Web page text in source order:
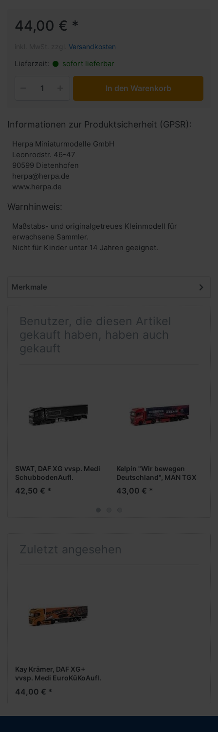
44,00 € *
Versandkosten
Lieferzeit: sofort lieferbar
In den Warenkorb
Informationen zur Produktsicherheit (GPSR):
Herpa Miniaturmodelle GmbH
Leonrodstr. 46-47
90599 Dietenhofen
herpa@herpa.de
www.herpa.de
Warnhinweis:
Maßstabs- und originalgetreues Kleinmodell für
erwachsene Sammler.
Nicht für Kinder unter 14 Jahren geeignet.
Merkmale
Benutzer, die diesen Artikel
gekauft haben, haben auch
gekauft
SWAT, DAF XG vvsp. Medi
SchubbodenAufl.
42,50 € *
Kelpin "Wir bewegen
Deutschland", MAN TGX
GX vvsp. Medi
GardPlAufl.
43,00 € *
Zuletzt angesehen
Kay Krämer, DAF XG+
vvsp. Medi EuroKüKoAufl.
44,00 € *